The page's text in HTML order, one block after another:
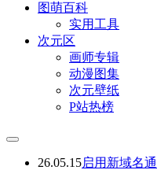
图萌百科
实用工具
次元区
画师专辑
动漫图集
次元壁纸
P站热榜
26.05.15启用新域名